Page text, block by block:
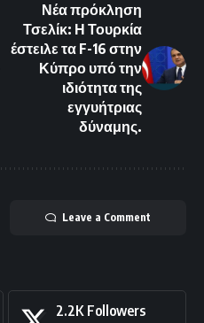
Νέα πρόκληση
Τσελίκ: Η Τουρκία
έστειλε τα F-16 στην
Κύπρο υπό την
ιδιότητα της
εγγυήτριας
δύναμης.
Leave a Comment
2.2K Followers